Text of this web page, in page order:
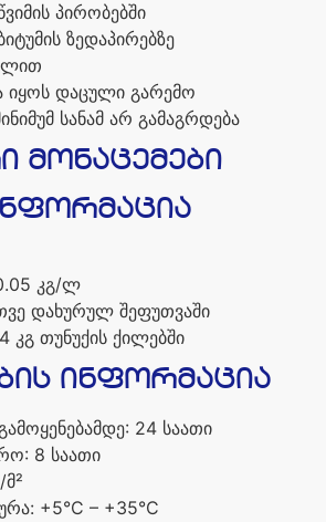
პირობებში
ზედაპირებზე
იყოს დაცული გარემო
სანამ არ გამაგრდება
მონაცემები
კგ/ლ
დახურულ შეფუთვაში
კგ თუნუქის ქილებში
ინფორმაცია
: 24 საათი
: 8 საათი
/მ²
: +5°C – +35°C